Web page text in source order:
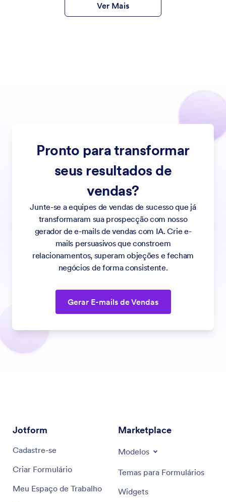
Ver Mais
Pronto para transformar
seus resultados de
vendas?
Junte-se a equipes de vendas de sucesso que já
transformaram sua prospecção com nosso
gerador de e-mails de vendas com IA. Crie e-
mails persuasivos que constroem
relacionamentos, superam objeções e fecham
negócios de forma consistente.
Gerar E-mails de Vendas
Jotform
Cadastre-se
Criar Formulário
Meu Espaço de Trabalho
Marketplace
Modelos
Temas para Formulários
Widgets